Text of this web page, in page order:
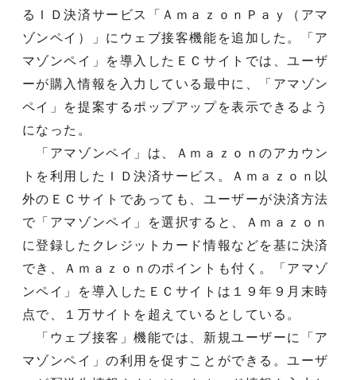
るＩＤ決済サービス「ＡｍａｚｏｎＰａｙ（アマ
ゾンペイ）」にウェブ接客機能を追加した。「ア
マゾンペイ」を導入したＥＣサイトでは、ユーザ
ーが購入情報を入力している最中に、「アマゾン
ペイ」を提案するポップアップを表示できるよう
になった。
「アマゾンペイ」は、Ａｍａｚｏｎのアカウン
トを利用したＩＤ決済サービス。Ａｍａｚｏｎ以
外のＥＣサイトであっても、ユーザーが決済方法
で「アマゾンペイ」を選択すると、Ａｍａｚｏｎ
に登録したクレジットカード情報などを基に決済
でき、Ａｍａｚｏｎのポイントも付く。「アマゾ
ンペイ」を導入したＥＣサイトは１９年９月末時
点で、１万サイトを超えているとしている。
「ウェブ接客」機能では、新規ユーザーに「ア
マゾンペイ」の利用を促すことができる。ユーザ